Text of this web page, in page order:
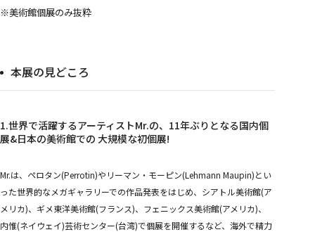
※美術館個展のみ抜粋
本展の見どころ
1.世界で活躍するアーティストMr.の、11年ぶりとなる国内個
展&日本の美術館での 大規模な初個展!
Mr.は、ペロタン(Perrotin)やリーマン・モーピン(Lehmann Maupin)とい
った世界的なメガギャラリーでの作品発表をはじめ、シアトル美術館(ア
メリカ)、ギメ東洋美術館(フランス)、フェニックス美術館(アメリカ)、
内惟(ネイウェイ)芸術センター(台湾)で個展を開催するなど、海外で精力